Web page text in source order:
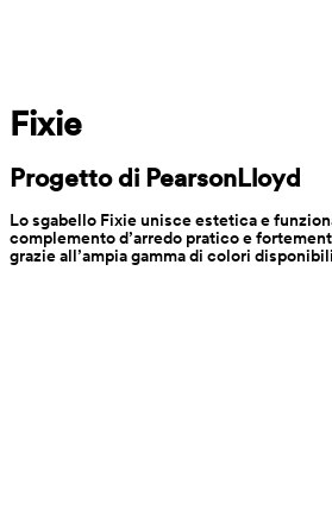
Fixie
Progetto di PearsonLloyd
Lo sgabello Fixie unisce estetica e
complemento d’arredo pratico e
grazie all’ampia gamma di colori